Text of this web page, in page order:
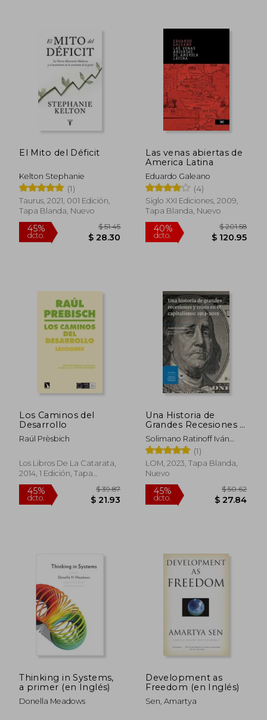
El Mito del Déficit
Kelton Stephanie
(1)
Taurus, 2021, 001 Edición,
Tapa Blanda, Nuevo
Las venas abiertas de
America Latina
Eduardo Galeano
(4)
Siglo XXI Ediciones, 2009,
Tapa Blanda, Nuevo
dcto.
Los Caminos del
Desarrollo
Raúl Prèsbich
Los Libros De La Catarata,
2014, 1 Edición, Tapa
Blanda, Nuevo
Una Historia de
Grandes Recesiones y
Crisis en el
Capitalismo: 1914-
2019
Solimano Ratinoff Iván
Andrés
(1)
LOM, 2023, Tapa Blanda,
Nuevo
Thinking in Systems,
a primer (en Inglés)
Donella Meadows
Development as
Freedom (en Inglés)
Sen, Amartya